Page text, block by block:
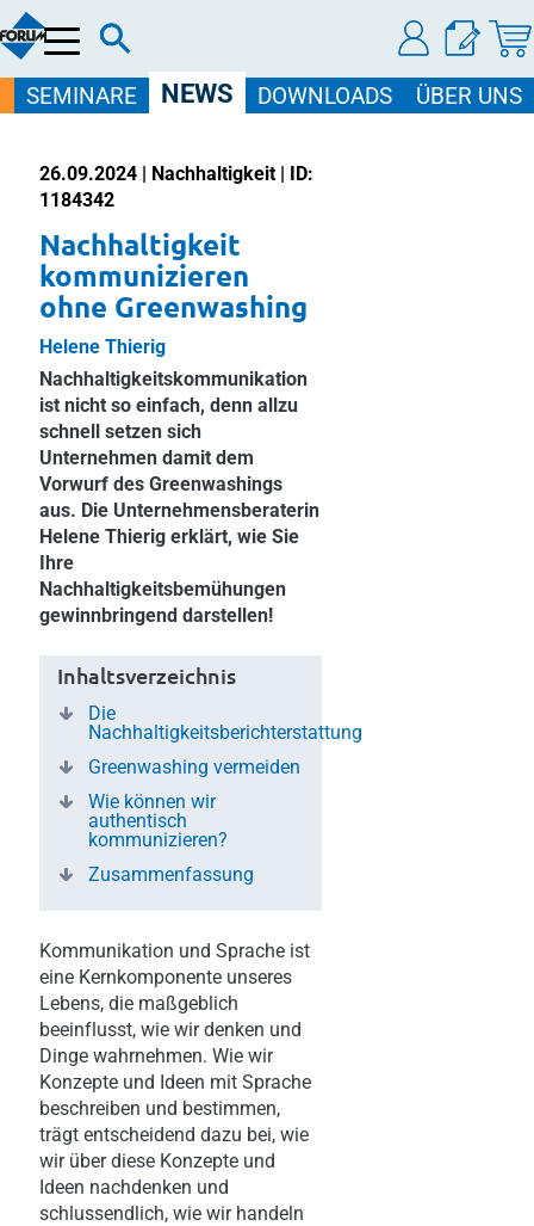
Menü
SEMINARE NEWS DOWNLOADS ÜBER UNS
26.09.2024 | Nachhaltigkeit | ID:
1184342
Nachhaltigkeit
kommunizieren
ohne Greenwashing
Helene Thierig
Nachhaltigkeitskommunikation
ist nicht so einfach, denn allzu
schnell setzen sich
Unternehmen damit dem
Vorwurf des Greenwashings
aus. Die Unternehmensberaterin
Helene Thierig erklärt, wie Sie
Ihre
Nachhaltigkeitsbemühungen
gewinnbringend darstellen!
Inhaltsverzeichnis
Die
Nachhaltigkeitsberichterstattung
Greenwashing vermeiden
Wie können wir
authentisch
kommunizieren?
Zusammenfassung
Kommunikation und Sprache ist
eine Kernkomponente unseres
Lebens, die maßgeblich
beeinflusst, wie wir denken und
Dinge wahrnehmen. Wie wir
Konzepte und Ideen mit Sprache
beschreiben und bestimmen,
trägt entscheidend dazu bei, wie
wir über diese Konzepte und
Ideen nachdenken und
schlussendlich, wie wir handeln